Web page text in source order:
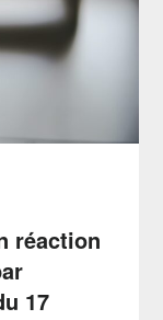
réaction
17